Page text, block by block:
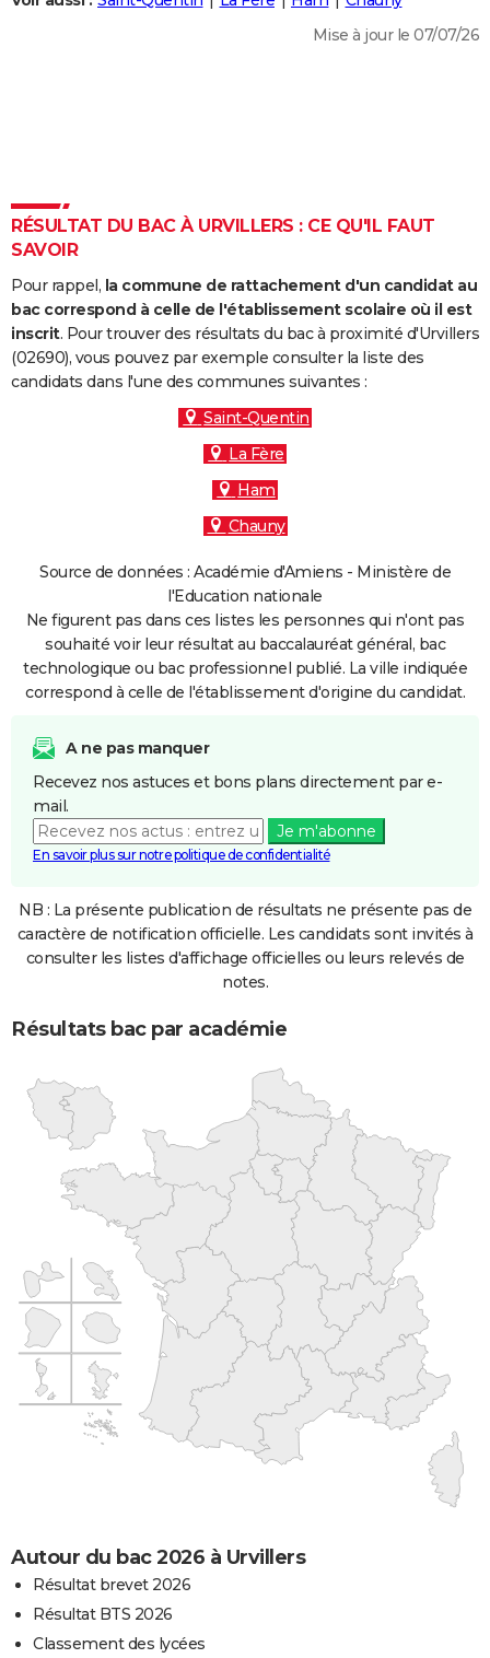
DICTIONNAIRE
Dictionnaire
Biographies
Citations
Expressions
Proverbes
PROGRAMME TV
COPAINS D'AVANT
S'inscrire
Se connecter
Lycées
Collèges
Primaires
Universités
Entreprises
Service militaire
Avis de recherche
AVIS DE DÉCÈS
FORUM
Mise à jour le 07/07/26
RÉSULTAT DU BAC À URVILLERS : CE QU'IL FAUT
SAVOIR
Pour rappel, la commune de rattachement d'un candidat au
bac correspond à celle de l'établissement scolaire où il est
inscrit. Pour trouver des résultats du bac à proximité d'Urvillers
(02690), vous pouvez par exemple consulter la liste des
candidats dans l'une des communes suivantes :
Saint-Quentin
La Fère
Ham
Chauny
Source de données : Académie d'Amiens - Ministère de
l'Education nationale
Ne figurent pas dans ces listes les personnes qui n'ont pas
souhaité voir leur résultat au baccalauréat général, bac
technologique ou bac professionnel publié. La ville indiquée
correspond à celle de l'établissement d'origine du candidat.
A ne pas manquer
Recevez nos astuces et bons plans directement par e-
mail.
Je m'abonne
En savoir plus sur notre politique de confidentialité
NB : La présente publication de résultats ne présente pas de
caractère de notification officielle. Les candidats sont invités à
consulter les listes d'affichage officielles ou leurs relevés de
notes.
Résultats bac par académie
Autour du bac 2026 à Urvillers
Résultat brevet 2026
Résultat BTS 2026
Classement des lycées